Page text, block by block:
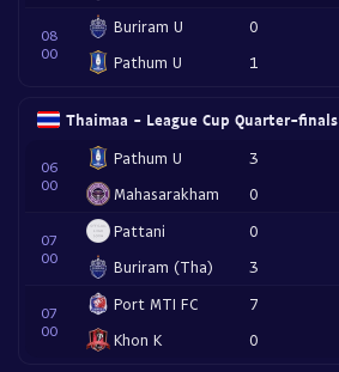
08
00
Buriram U
Pathum U
0
1
Thaimaa - League Cup Quarter-finals
06
00
Pathum U
Mahasarakham
3
0
07
00
Pattani
Buriram (Tha)
0
3
07
00
Port MTI FC
Khon K
7
0